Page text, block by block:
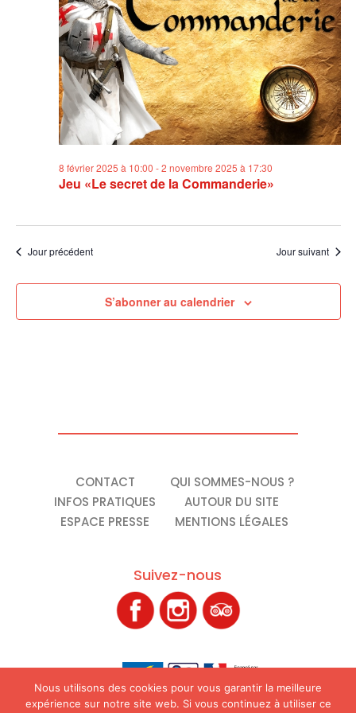
Jeu «Le secret de la Commanderie»
8 février 2025 à 10:00 -2 novembre 2025 à 17:30
Jour précédent Jour suivant
S’abonner au calendrier
CONTACT
INFOS PRATIQUES
ESPACE PRESSE
QUI SOMMES-NOUS ?
AUTOUR DU SITE
MENTIONS LÉGALES
Suivez-nous
Nous utilisons des cookies pour vous garantir la meilleure
expérience sur notre site web. Si vous continuez à utiliser ce